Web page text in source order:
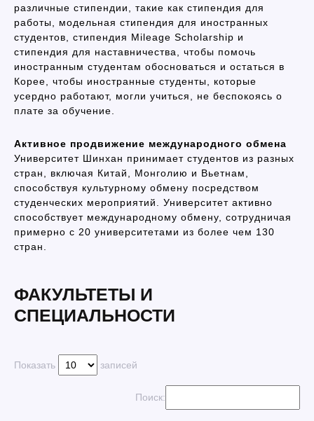
различные стипендии, такие как стипендия для
работы, модельная стипендия для иностранных
студентов, стипендия Mileage Scholarship и
стипендия для наставничества, чтобы помочь
иностранным студентам обосноваться и остаться в
Корее, чтобы иностранные студенты, которые
усердно работают, могли учиться, не беспокоясь о
плате за обучение.
Активное продвижение международного обмена
Университет Шинхан принимает студентов из разных
стран, включая Китай, Монголию и Вьетнам,
способствуя культурному обмену посредством
студенческих мероприятий. Университет активно
способствует международному обмену, сотрудничая
примерно с 20 университетами из более чем 130
стран.
ФАКУЛЬТЕТЫ И
СПЕЦИАЛЬНОСТИ
Показать записей
Поиск: